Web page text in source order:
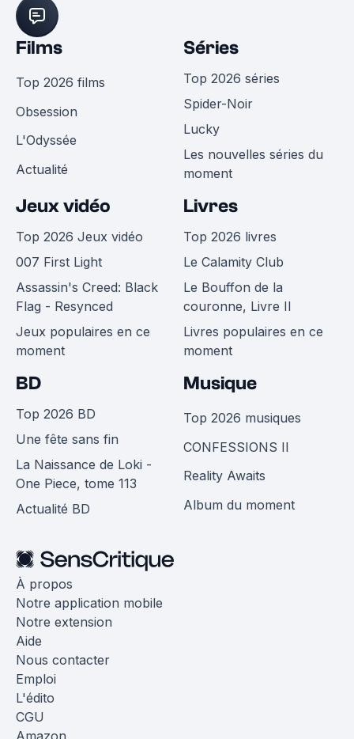
Films
Top 2026 films
Obsession
L'Odyssée
Actualité
Séries
Top 2026 séries
Spider-Noir
Lucky
Les nouvelles séries du
moment
Jeux vidéo
Top 2026 Jeux vidéo
007 First Light
Assassin's Creed: Black
Flag - Resynced
Jeux populaires en ce
moment
Livres
Top 2026 livres
Le Calamity Club
Le Bouffon de la
couronne, Livre II
Livres populaires en ce
moment
BD
Top 2026 BD
Une fête sans fin
La Naissance de Loki -
One Piece, tome 113
Actualité BD
Musique
Top 2026 musiques
CONFESSIONS II
Reality Awaits
Album du moment
À propos
Notre application mobile
Notre extension
Aide
Nous contacter
Emploi
L'édito
CGU
Amazon